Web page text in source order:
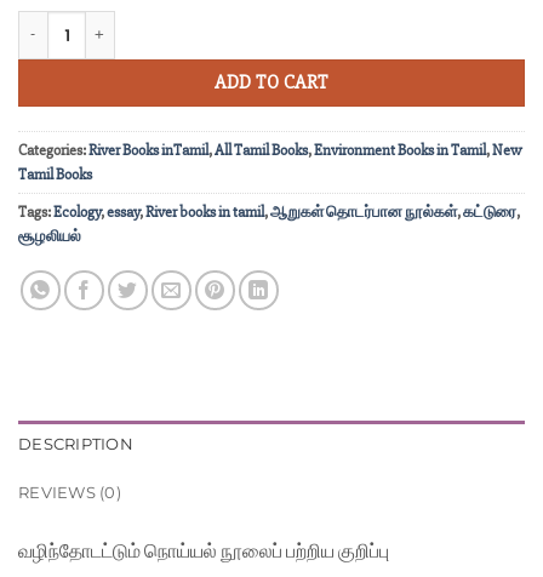
ADD TO CART
Categories:River Books inTamil,All Tamil Books,Environment Books in Tamil,New
Tamil Books
Tags:Ecology,essay,River books in tamil,ஆறுகள் தொடர்பான நூல்கள்,கட்டுரை,
சூழலியல்
DESCRIPTION
REVIEWS (0)
வழிந்தோடட்டும் நொய்யல் நூலைப் பற்றிய குறிப்பு